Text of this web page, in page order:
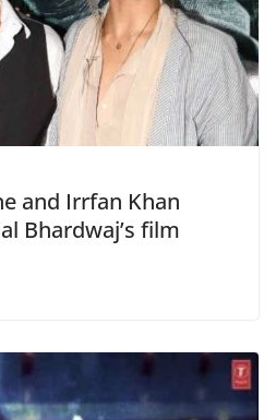
and Irrfan Khan
Bhardwaj’s film